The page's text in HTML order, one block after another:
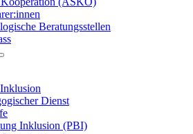
Beratungsstellen
Dienst
Inklusion (PBI)